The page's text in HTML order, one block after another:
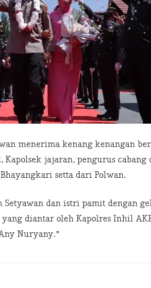
menerima kenang kenangan
Kapolsek jajaran, pengurus cabang
setta dari Polwan.
Setyawan dan istri pamit dengan
diantar oleh Kapolres Inhil
Nuryany.*